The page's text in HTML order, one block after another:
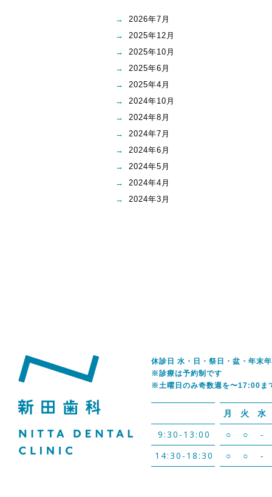
2026年7月
2025年12月
2025年10月
2025年6月
2025年4月
2024年10月
2024年8月
2024年7月
2024年6月
2024年5月
2024年4月
2024年3月
休診日 水・日・祭日・盆・年末
※診療は予約制です
※土曜日のみ奇数週を〜17:00ま
月 火
水
9:30-13:00
○ ○ -
14:30-18:30 ○ ○ -